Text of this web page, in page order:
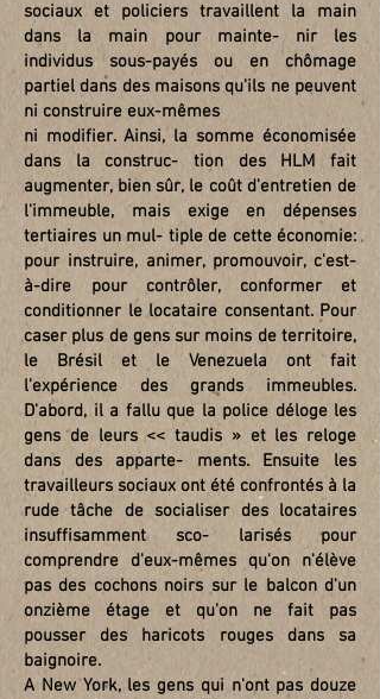
sociaux et policiers travaillent la main
dans la main pour mainte- nir les
individus sous-payés ou en chômage
partiel dans des maisons qu'ils ne peuvent
ni construire eux-mêmes
ni modifier. Ainsi, la somme économisée
dans la construc- tion des HLM fait
augmenter, bien sûr, le coût d'entretien de
l'immeuble, mais exige en dépenses
tertiaires un mul- tiple de cette économie:
pour instruire, animer, promouvoir, c'est-
à-dire pour contrôler, conformer et
conditionner le locataire consentant. Pour
caser plus de gens sur moins de territoire,
le Brésil et le Venezuela ont fait
l'expérience des grands immeubles.
D'abord, il a fallu que la police déloge les
gens de leurs << taudis » et les reloge
dans des apparte- ments. Ensuite les
travailleurs sociaux ont été confrontés à la
rude tâche de socialiser des locataires
insuffisamment sco- larisés pour
comprendre d'eux-mêmes qu'on n'élève
pas des cochons noirs sur le balcon d'un
onzième étage et qu'on ne fait pas
pousser des haricots rouges dans sa
baignoire.
A New York, les gens qui n'ont pas douze